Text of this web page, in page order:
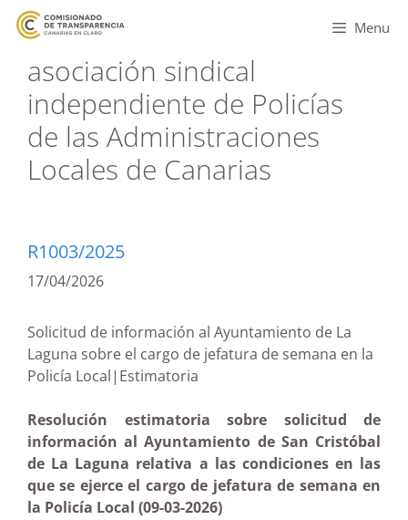
Menu
asociación sindical
independiente de Policías
de las Administraciones
Locales de Canarias
R1003/2025
17/04/2026
Solicitud de información al Ayuntamiento de La
Laguna sobre el cargo de jefatura de semana en la
Policía Local|Estimatoria
Resolución estimatoria sobre solicitud de
información al Ayuntamiento de San Cristóbal
de La Laguna relativa a las condiciones en las
que se ejerce el cargo de jefatura de semana en
la Policía Local (09-03-2026)